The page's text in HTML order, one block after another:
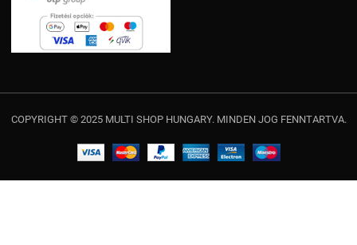
COPYRIGHT © 2025 MULTI SHOP HUNGARY. MINDEN JOG FENNTARTVA.